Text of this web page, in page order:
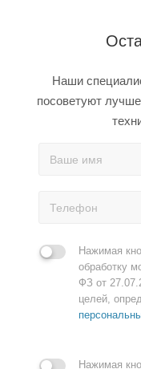
Наши
посоветуют
Нажимая
обработку
ФЗ от
целей,
Нажимая